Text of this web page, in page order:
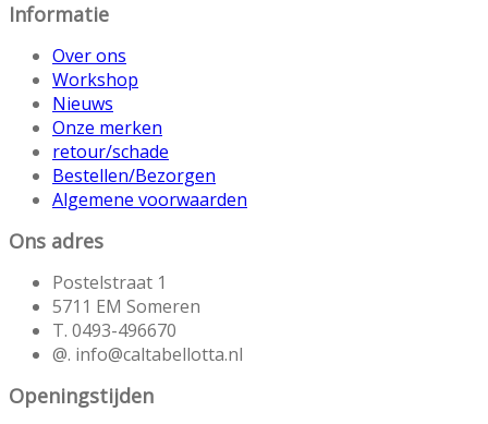
Informatie
Over ons
Workshop
Nieuws
Onze merken
retour/schade
Bestellen/Bezorgen
Algemene voorwaarden
Ons adres
Postelstraat 1
5711 EM Someren
T. 0493-496670
@. info@caltabellotta.nl
Openingstijden